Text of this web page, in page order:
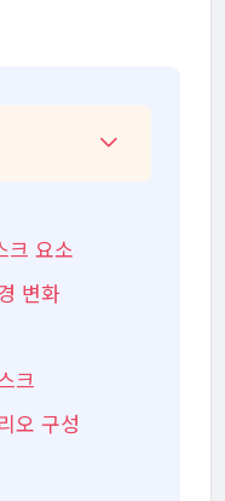
크 요소
변화
크
오 구성